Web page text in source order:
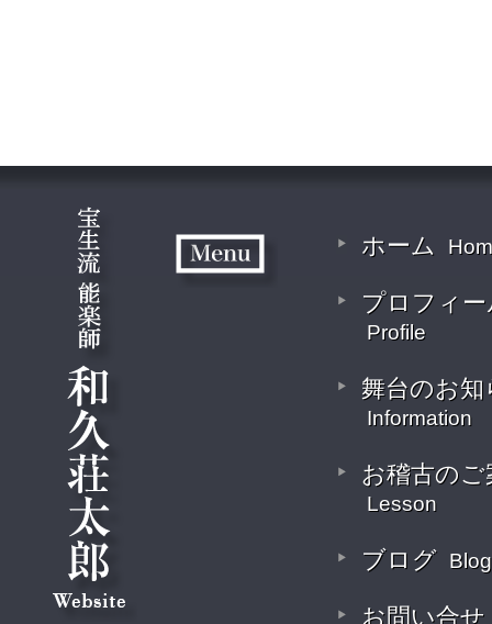
ホーム
プロフィー
Profile
舞台のお知
Information
お稽古のご
Lesson
ブログ Blog
お問い合せ